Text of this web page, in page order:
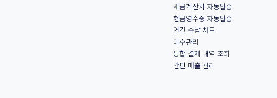
세금계산서 자동발송
현금영수증 자동발송
연간 수납 차트
미수관리
통합 결제 내역 조회
간편 매출 관리